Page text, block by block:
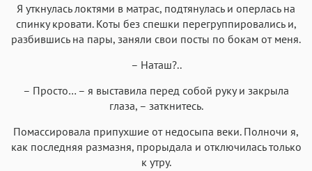
Я уткнулась локтями в матрас, подтянулась и оперлась на
спинку кровати. Коты без спешки перегруппировались и,
разбившись на пары, заняли свои посты по бокам от меня.
– Наташ?..
– Просто… – я выставила перед собой руку и закрыла
глаза, – заткнитесь.
Помассировала припухшие от недосыпа веки. Полночи я,
как последняя размазня, прорыдала и отключилась только
к утру.